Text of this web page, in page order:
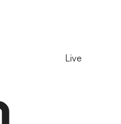
Live